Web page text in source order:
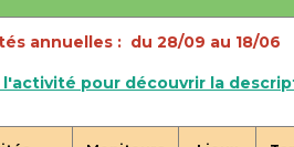
Uccle
services.be
annuelles : du 28/09 au 18/06
l'activité pour découvrir la